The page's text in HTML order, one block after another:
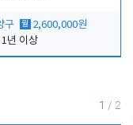
구 월 2,600,000원
1년 이상
1 / 2